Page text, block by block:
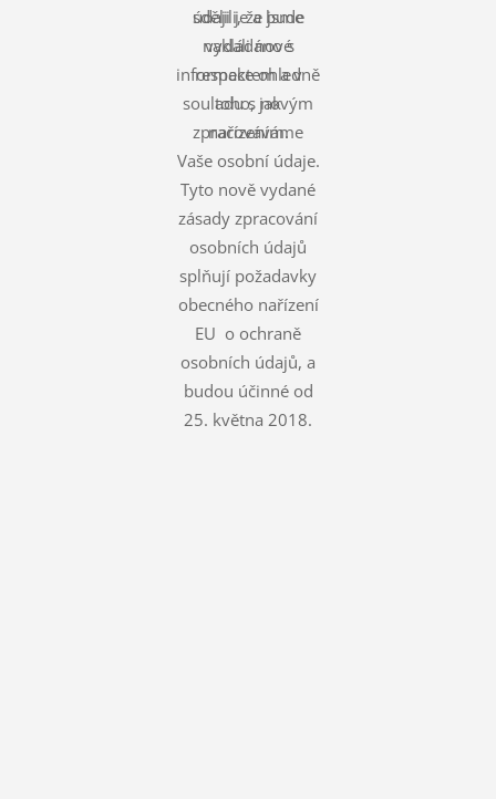
údaji je a bude
nakládáno s
respektem a v
souladu s novým
nařízením.
sdělili, že jsme
vydali nové
informace ohledně
toho, jak
zpracováváme
Vaše osobní údaje.
Tyto nově vydané
zásady zpracování
osobních údajů
splňují požadavky
obecného nařízení
EU o ochraně
osobních údajů, a
budou účinné od
25. května 2018.